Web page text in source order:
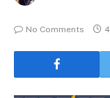
No Comments